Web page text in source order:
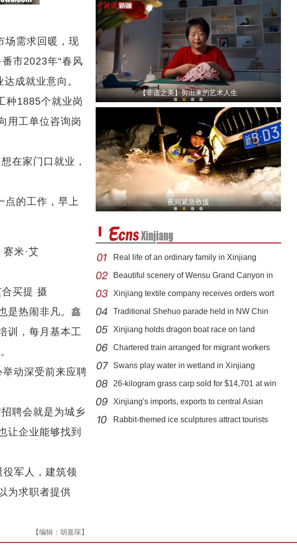
需求回暖，现
市2023年“春风
成就业意向。
1885个就业岗
用工单位咨询岗
在家门口就业，
的工作，早上
买提 摄
是热闹非凡。鑫
训，每月基本工
动深受前来应聘
聘会就是为城乡
让企业能够找到
军人，建筑领
为求职者提供
【编辑：胡嘉琛】
【非遗之美】剪出来的艺术人生
新疆莎车县：乡村巴扎经济火起来
新疆温宿县：水鸟嬉戏闹春归
夜间紧急救援
Real life of an ordinary family in Xinjiang
Beautiful scenery of Wensu Grand Canyon in
Xinjiang textile company receives orders wort
Traditional Shehuo parade held in NW Chin
Xinjiang holds dragon boat race on land
Chartered train arranged for migrant workers
Swans play water in wetland in Xinjiang
26-kilogram grass carp sold for $14,701 at win
Xinjiang's imports, exports to central Asian
Rabbit-themed ice sculptures attract tourists